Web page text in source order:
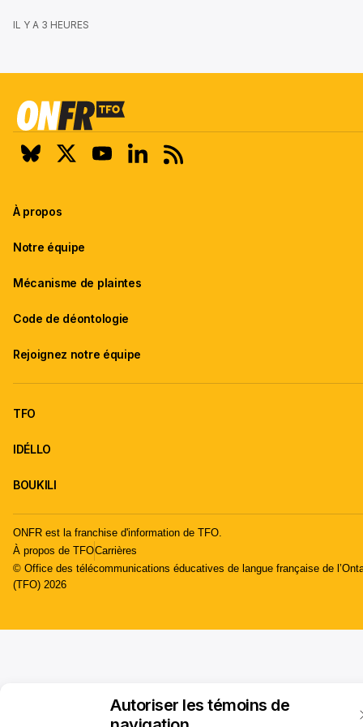
Autoriser les témoins de
IL Y A 3 HEURES
À propos
Notre équipe
Mécanisme de plaintes
Code de déontologie
Rejoignez notre équipe
TFO
IDÉLLO
BOUKILI
ONFR est la franchise d'information de TFO.
À propos de TFOCarrières
© Office des télécommunications éducatives de langue française de
(TFO) 2026